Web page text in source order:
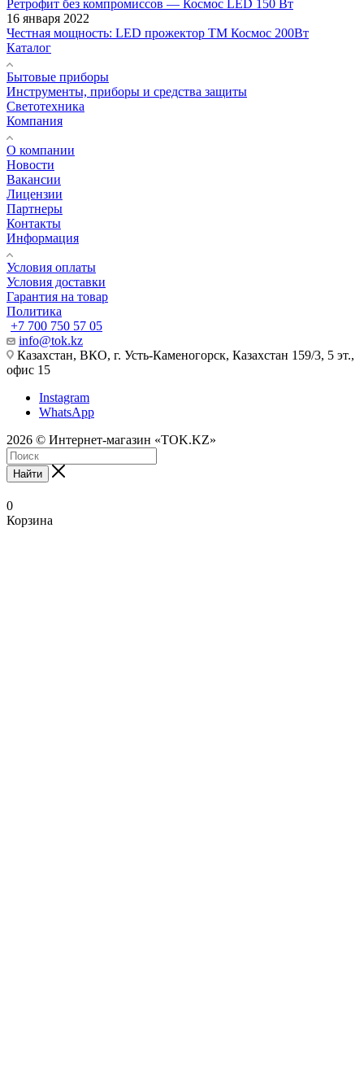
Ретрофит без компромиссов — Космос LED 150 Вт
16 января 2022
Честная мощность: LED прожектор ТМ Космос 200Вт
Каталог
Бытовые приборы
Инструменты, приборы и средства защиты
Светотехника
Компания
О компании
Новости
Вакансии
Лицензии
Партнеры
Контакты
Информация
Условия оплаты
Условия доставки
Гарантия на товар
Политика
+7 700 750 57 05
info@tok.kz
Казахстан, ВКО, г. Усть-Каменогорск, Казахстан 159/3, 5 эт.,
офис 15
Instagram
WhatsApp
2026 © Интернет-магазин «TOK.KZ»
Найти
0
Корзина